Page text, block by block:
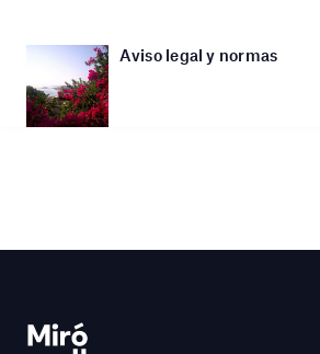
Aviso legal y normas